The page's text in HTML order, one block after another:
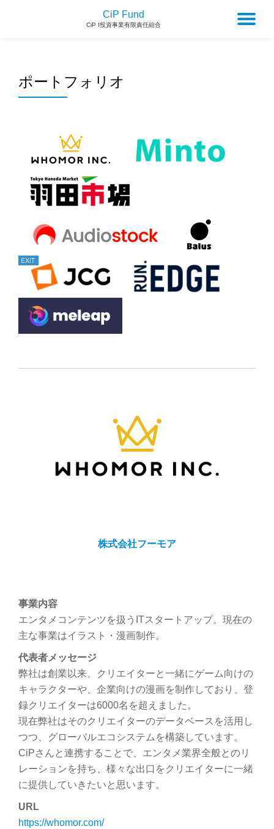
CiP Fund
CiP I投資事業有限責任組合
ポートフォリオ
株式会社フーモア
事業内容
エンタメコンテンツを扱うITスタートアップ。現在の
主な事業はイラスト・漫画制作。
代表者メッセージ
弊社は創業以来、クリエイターと一緒にゲーム向けの
キャラクターや、企業向けの漫画を制作しており、登
録クリエイターは6000名を超えました。
現在弊社はそのクリエイターのデータベースを活用し
つつ、グローバルエコシステムを構築しています。
CiPさんと連携することで、エンタメ業界全般とのリ
レーションを持ち、様々な出口をクリエイターに一緒
に提供していきたいと思います。
URL
https://whomor.com/